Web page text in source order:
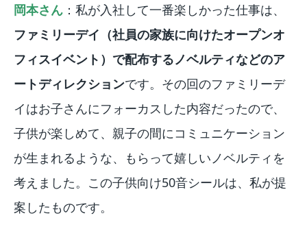
岡本さん ：私が入社して一番楽しかった仕事は、
ファミリーデイ（社員の家族に向けたオープンオ
フィスイベント）で配布するノベルティなどのア
ートディレクションです。その回のファミリーデ
イはお子さんにフォーカスした内容だったので、
子供が楽しめて、親子の間にコミュニケーション
が生まれるような、もらって嬉しいノベルティを
考えました。この子供向け50音シールは、私が提
案したものです。